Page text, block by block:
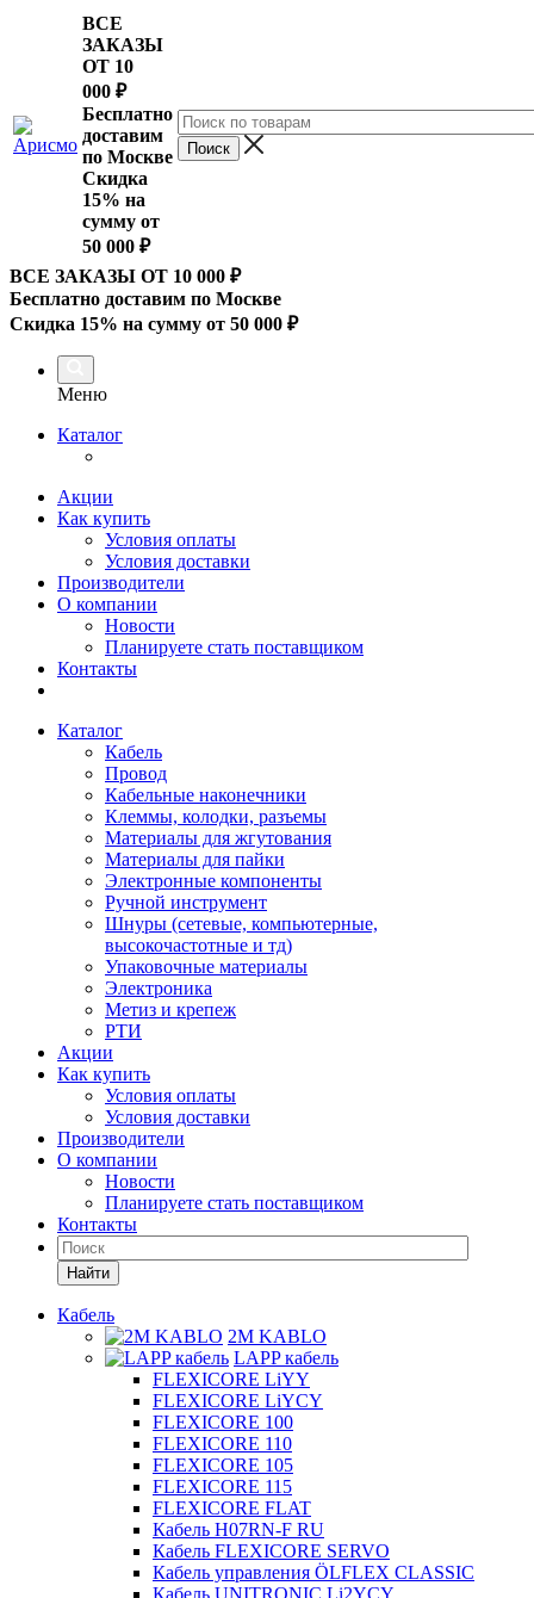
ВСЕ
ЗАКАЗЫ
ОТ 10
000 ₽
Бесплатно
доставим
по Москве
Скидка
15% на
сумму от
50 000 ₽
ВСЕ ЗАКАЗЫ ОТ 10 000 ₽
Бесплатно доставим по Москве
Скидка 15% на сумму от 50 000 ₽
Меню
Каталог
Акции
Как купить
Условия оплаты
Условия доставки
Производители
О компании
Новости
Планируете стать поставщиком
Контакты
Каталог
Кабель
Провод
Кабельные наконечники
Клеммы, колодки, разъемы
Материалы для жгутования
Материалы для пайки
Электронные компоненты
Ручной инструмент
Шнуры (сетевые, компьютерные,
высокочастотные и тд)
Упаковочные материалы
Электроника
Метиз и крепеж
РТИ
Акции
Как купить
Условия оплаты
Условия доставки
Производители
О компании
Новости
Планируете стать поставщиком
Контакты
Найти
Кабель
2M KABLO
LAPP кабель
FLEXICORE LiYY
FLEXICORE LiYCY
FLEXICORE 100
FLEXICORE 110
FLEXICORE 105
FLEXICORE 115
FLEXICORE FLAT
Кабель H07RN-F RU
Кабель FLEXICORE SERVO
Кабель управления ÖLFLEX CLASSIC
Кабель UNITRONIC Li2YCY